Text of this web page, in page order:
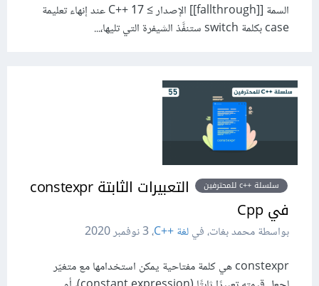
السمة [[fallthrough]] الإصدار ≥ C++‎ 17 عند إنهاء تعليمة
case بكلمة switch ستنفَّذ الشيفرة التي تليها،...
سلسلة ++c للمحترفين
التعبيرات الثابتة constexpr
في Cpp
بواسطة محمد بغات، فيلغة C++‎ ،3 نوفمبر 2020
‎constexpr‎ هي كلمة مفتاحية يمكن استخدامها مع متغيّر